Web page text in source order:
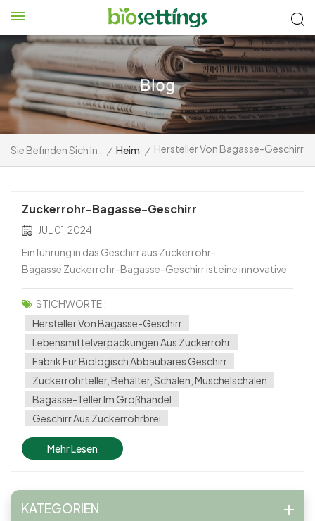
Sie Befinden Sich In : / Heim / Hersteller Von Bagasse-Geschirr
Zuckerrohr-Bagasse-Geschirr
JUL 01, 2024
Einführung in das Geschirr aus Zuckerrohr-
Bagasse Zuckerrohr-Bagasse-Geschirr ist eine innovative
und umweltfreundliche Wahl. Vorteile:1. Natürlich und
erneuerbar: Hergestellt aus Zuckerrohr-Bagasse, das
reichlich vorhanden ist, da Zuckerrohr eine weit verbreitete
Nutzpflanze ist. Das Mate...
STICHWORTE :
Hersteller Von Bagasse-Geschirr
Lebensmittelverpackungen Aus Zuckerrohr
Fabrik Für Biologisch Abbaubares Geschirr
Zuckerrohrteller, Behälter, Schalen, Muschelschalen
Bagasse-Teller Im Großhandel
Geschirr Aus Zuckerrohrbrei
Mehr Lesen
KATEGORIEN